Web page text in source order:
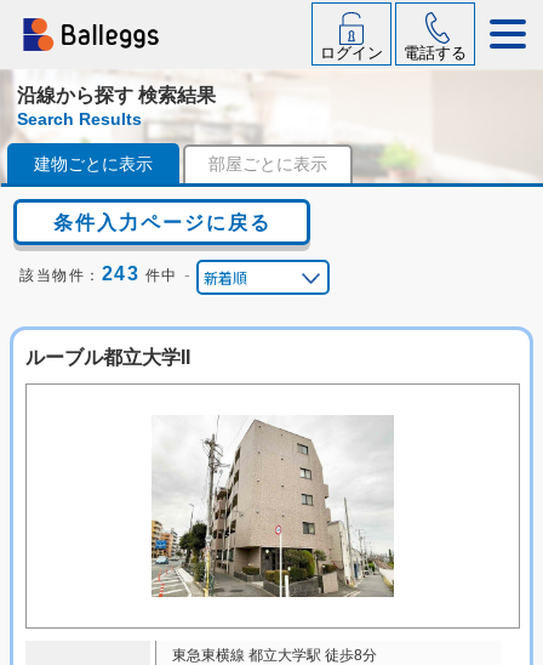
ログイン 電話する
沿線から探す 検索結果
Search Results
建物ごとに表示 部屋ごとに表示
条件入力ページに戻る
該当物件： 243 件中 -
ルーブル都立大学II
東急東横線 都立大学駅 徒歩8分